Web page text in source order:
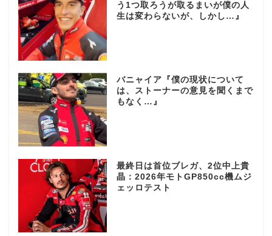
う1つ取ろうが取るまいが僕の人
生は変わらないが、しかし…』
バニャイア『僕の現状について
は、ストーナーの意見を聞くまで
もなく…』
最終日は首位ブレガ、2位中上貴
晶：2026年モトGP850cc機ムジ
ェッロテスト